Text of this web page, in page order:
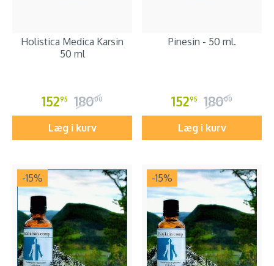
Holistica Medica Karsin
50 ml
15295 18000
Læg i kurv
Pinesin - 50 ml.
15295 18000
Læg i kurv
-15% -15%